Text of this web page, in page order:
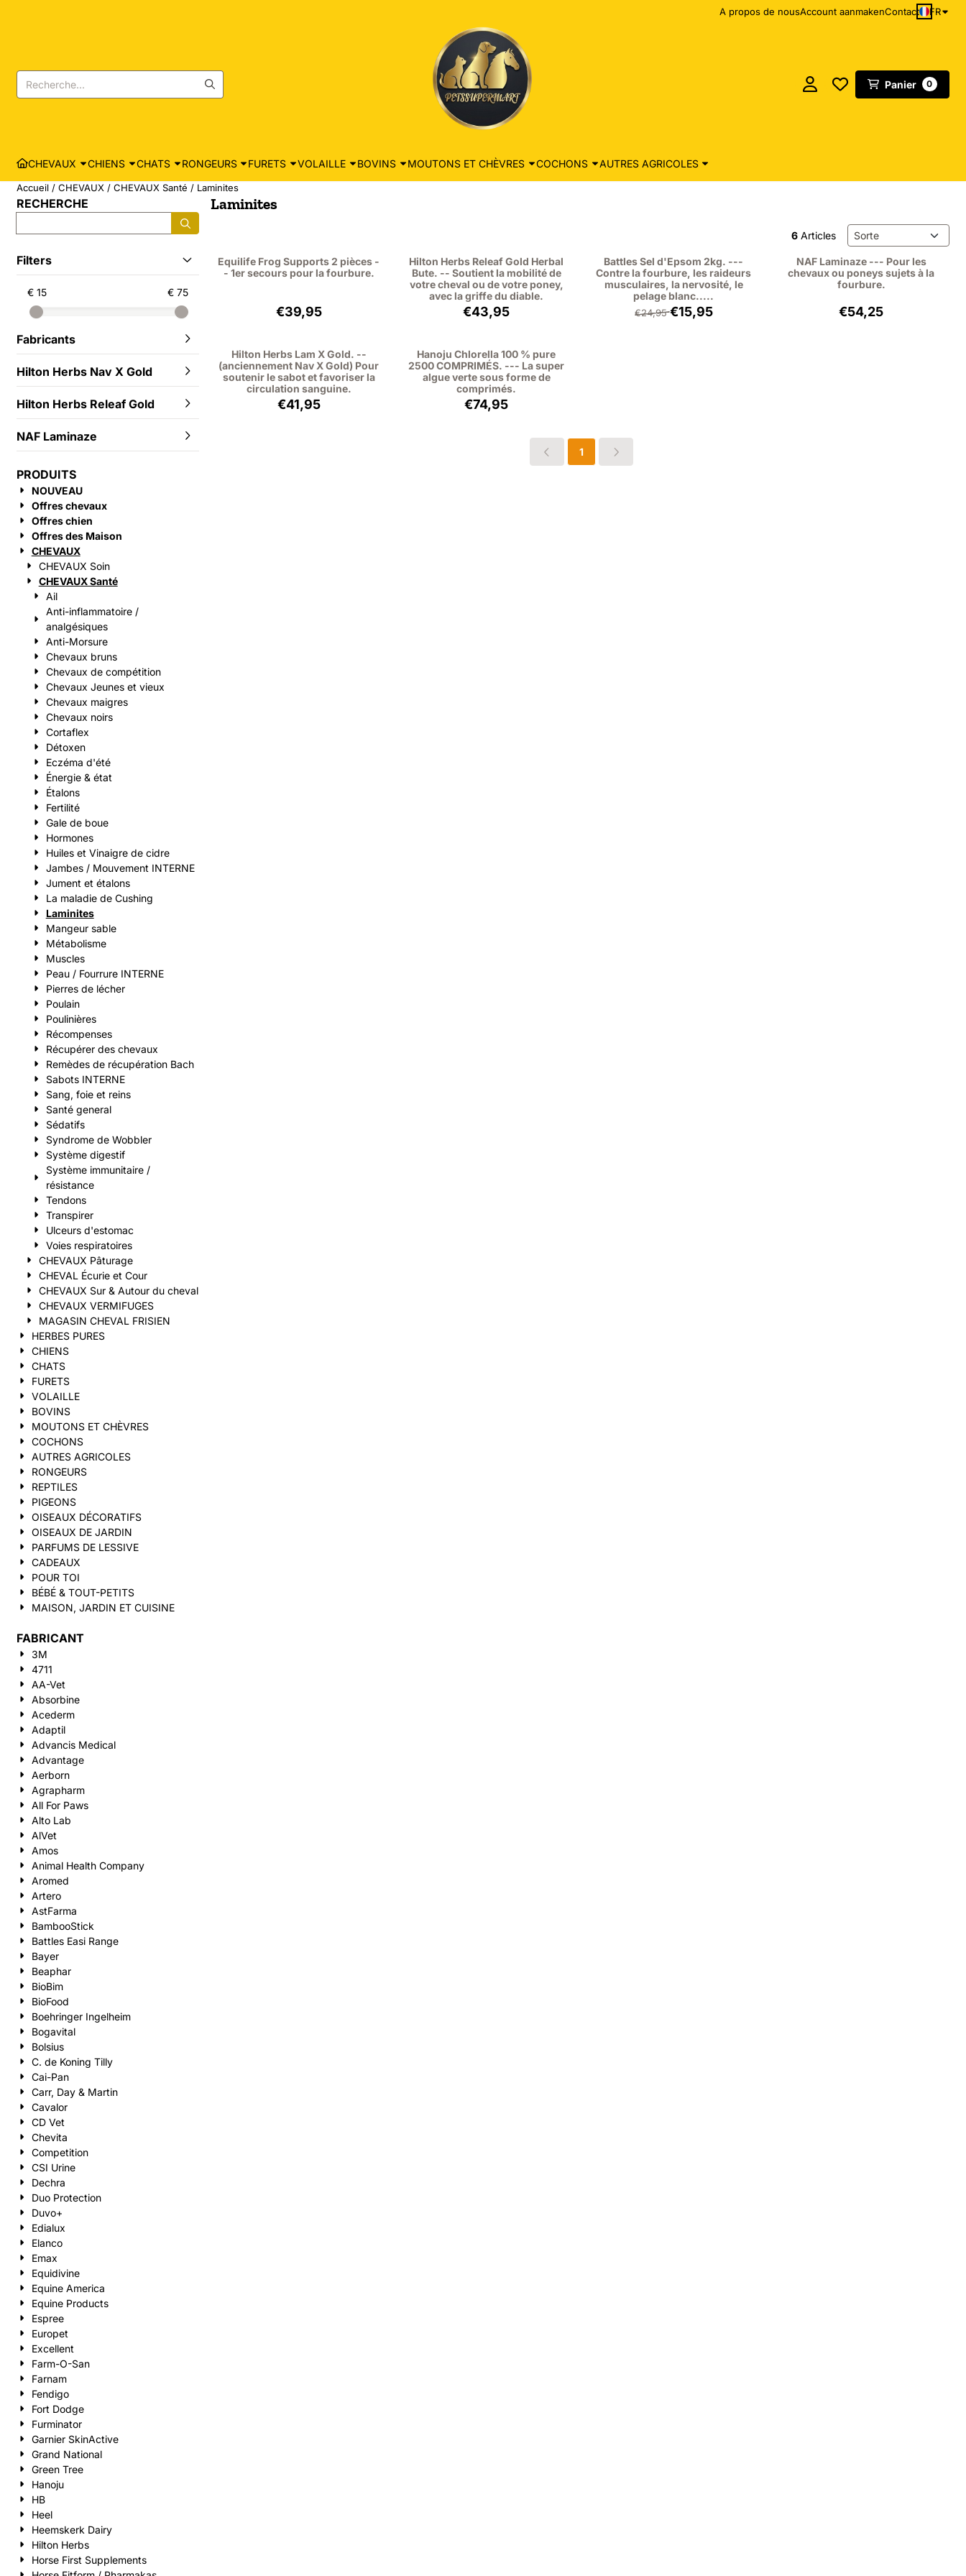
A propos de nousAccount aanmakenContact FR
Rechercher
Panier 0
CHEVAUX CHIENS CHATS RONGEURS FURETS VOLAILLE BOVINS MOUTONS ET CHÈVRES COCHONS AUTRES AGRICOLES
Accueil / CHEVAUX / CHEVAUX Santé / Laminites
RECHERCHE
Filters
€ 15 € 75
Fabricants
Hilton Herbs Nav X Gold
Hilton Herbs Releaf Gold
NAF Laminaze
PRODUITS
NOUVEAU
Offres chevaux
Offres chien
Offres des Maison
CHEVAUX
CHEVAUX Soin
CHEVAUX Santé
Ail
Anti-inflammatoire /
analgésiques
Anti-Morsure
Chevaux bruns
Chevaux de compétition
Chevaux Jeunes et vieux
Chevaux maigres
Chevaux noirs
Cortaflex
Détoxen
Eczéma d'été
Énergie & état
Étalons
Fertilité
Gale de boue
Hormones
Huiles et Vinaigre de cidre
Jambes / Mouvement INTERNE
Jument et étalons
La maladie de Cushing
Laminites
Mangeur sable
Métabolisme
Muscles
Peau / Fourrure INTERNE
Pierres de lécher
Poulain
Poulinières
Récompenses
Récupérer des chevaux
Remèdes de récupération Bach
Sabots INTERNE
Sang, foie et reins
Santé general
Sédatifs
Syndrome de Wobbler
Système digestif
Système immunitaire /
résistance
Tendons
Transpirer
Ulceurs d'estomac
Voies respiratoires
CHEVAUX Pâturage
CHEVAL Écurie et Cour
CHEVAUX Sur & Autour du cheval
CHEVAUX VERMIFUGES
MAGASIN CHEVAL FRISIEN
HERBES PURES
CHIENS
CHATS
FURETS
VOLAILLE
BOVINS
MOUTONS ET CHÈVRES
COCHONS
AUTRES AGRICOLES
RONGEURS
REPTILES
PIGEONS
OISEAUX DÉCORATIFS
OISEAUX DE JARDIN
PARFUMS DE LESSIVE
CADEAUX
POUR TOI
BÉBÉ & TOUT-PETITS
MAISON, JARDIN ET CUISINE
FABRICANT
3M
4711
AA-Vet
Absorbine
Acederm
Adaptil
Advancis Medical
Advantage
Aerborn
Agrapharm
All For Paws
Alto Lab
AlVet
Amos
Animal Health Company
Aromed
Artero
AstFarma
BambooStick
Battles Easi Range
Bayer
Beaphar
BioBim
BioFood
Boehringer Ingelheim
Bogavital
Bolsius
C. de Koning Tilly
Cai-Pan
Carr, Day & Martin
Cavalor
CD Vet
Chevita
Competition
CSI Urine
Dechra
Duo Protection
Duvo+
Edialux
Elanco
Emax
Equidivine
Equine America
Equine Products
Espree
Europet
Excellent
Farm-O-San
Farnam
Fendigo
Fort Dodge
Furminator
Garnier SkinActive
Grand National
Green Tree
Hanoju
HB
Heel
Heemskerk Dairy
Hilton Herbs
Horse First Supplements
Laminites
6Articles Méthode de tri
Equilife Frog Supports 2 pièces -
- 1er secours pour la fourbure.
Prix: 39,95, hors TVA : 33,02
€39,95
Hilton Herbs Releaf Gold Herbal
Bute. -- Soutient la mobilité de
votre cheval ou de votre poney,
avec la griffe du diable.
Prix: 43,95, hors TVA : 40,32
€43,95
Battles Sel d'Epsom 2kg. ---
Contre la fourbure, les raideurs
musculaires, la nervosité, le
pelage blanc.....
Par24,95 pour 15,95, hors TVA : 13,18
€24,95€15,95
NAF Laminaze --- Pour les
chevaux ou poneys sujets à la
fourbure.
Prix: 54,25, hors TVA
€54,25
Hilton Herbs Lam X Gold. --
(anciennement Nav X Gold) Pour
soutenir le sabot et favoriser la
circulation sanguine.
Prix: 41,95, hors TVA : 38,49
€41,95
Hanoju Chlorella 100 % pure
2500 COMPRIMÉS. --- La super
algue verte sous forme de
comprimés.
Prix: 74,95, hors TVA : 68,76
€74,95
1